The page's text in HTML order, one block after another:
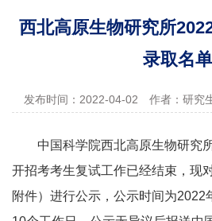
西北高原生物研究所
录取名单
发布时间：2022-04-02 作者：研究
中国科学院西北高原生物研究
开招考考生复试工作已经结束，现
附件）进行公示，公示时间为2022